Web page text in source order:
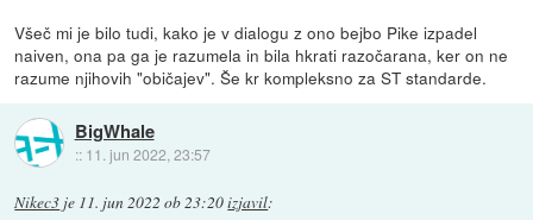
Všeč mi je bilo tudi, kako je v dialogu z ono bejbo Pike izpadel
naiven, ona pa ga je razumela in bila hkrati razočarana, ker on ne
razume njihovih "običajev". Še kr kompleksno za ST standarde.
BigWhale
:: 11. jun 2022, 23:57
Nikec3 je 11. jun 2022 ob 23:20izjavil: